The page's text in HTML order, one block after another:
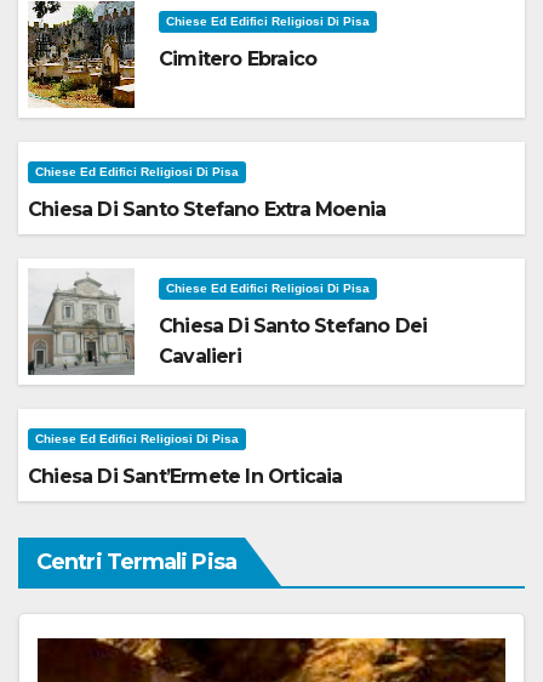
Chiese Ed Edifici Religiosi Di Pisa
Cimitero Ebraico
Chiese Ed Edifici Religiosi Di Pisa
Chiesa Di Santo Stefano Extra Moenia
Chiese Ed Edifici Religiosi Di Pisa
Chiesa Di Santo Stefano Dei
Cavalieri
Chiese Ed Edifici Religiosi Di Pisa
Chiesa Di Sant’Ermete In Orticaia
Centri Termali Pisa